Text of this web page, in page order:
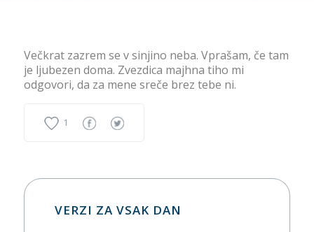
Večkrat zazrem se v sinjino neba. Vprašam, če tam
je ljubezen doma. Zvezdica majhna tiho mi
odgovori, da za mene sreče brez tebe ni.
1
VERZI ZA VSAK DAN